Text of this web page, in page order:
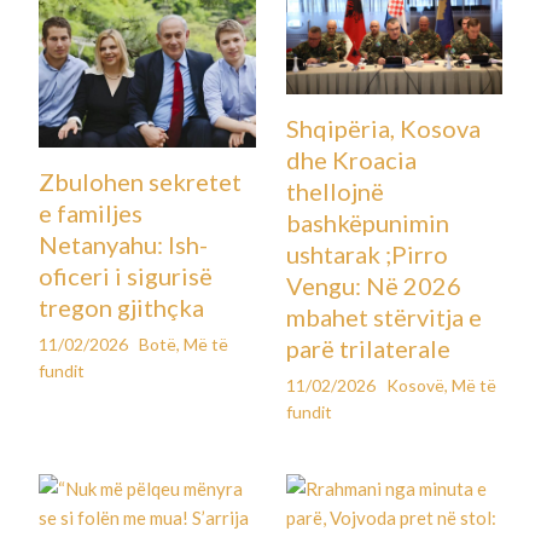
Zbulohen sekretet
e familjes
Netanyahu: Ish-
oficeri i sigurisë
tregon gjithçka
11/02/2026 Botë,Më të
fundit
Shqipëria, Kosova
dhe Kroacia
thellojnë
bashkëpunimin
ushtarak ;Pirro
Vengu: Në 2026
mbahet stërvitja e
parë trilaterale
11/02/2026 Kosovë, Më të
fundit